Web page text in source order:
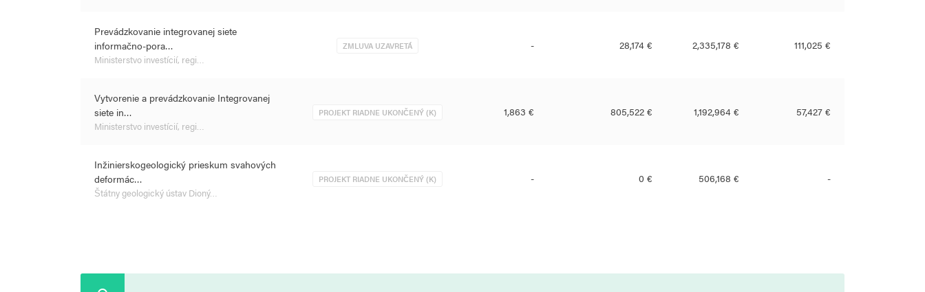
Prevádzkovanie integrovanej siete
informačno-pora…
Ministerstvo investícií, regi…
ZMLUVA UZAVRETÁ - 28,174 € 2,335,178 € 111,025 €
Vytvorenie a prevádzkovanie Integrovanej
siete in…
Ministerstvo investícií, regi…
PROJEKT RIADNE UKONČENÝ (K) 1,863 € 805,522 € 1,192,964 € 57,427 €
Inžinierskogeologický prieskum svahových
deformác…
Štátny geologický ústav Dioný…
PROJEKT RIADNE UKONČENÝ (K) - 0 € 506,168 € -